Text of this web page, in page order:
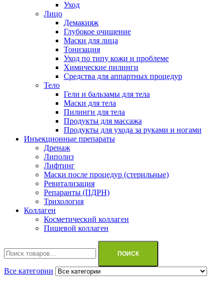
Уход
Лицо
Демакияж
Глубокое очищение
Маски для лица
Тонизация
Уход по типу кожи и проблеме
Химические пилинги
Средства для аппартных процедур
Тело
Гели и бальзамы для тела
Маски для тела
Пилинги для тела
Продукты для массажа
Продукты для ухода за руками и ногами
Инъекционные препараты
Дренаж
Липолиз
Лифтинг
Маски после процедур (стерильные)
Ревитализация
Репаранты (ПДРН)
Трихология
Коллаген
Косметический коллаген
Пищевой коллаген
ПОИСК
Все категории